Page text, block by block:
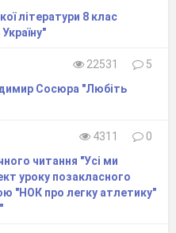
літератури 8 клас
22531
5
Сосюра "Любіть
4311
0
читання "Усі ми
уроку позакласного
"НОК про легку атлетику"